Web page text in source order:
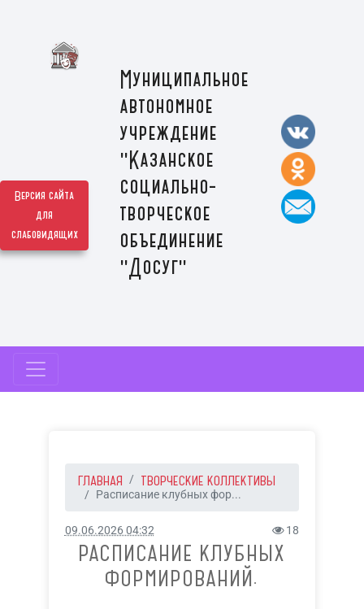
Версия сайта
для
слабовидящих
Муниципальное
автономное
учреждение
"Казанское
социально-
творческое
объединение
"Досуг"
ГЛАВНАЯ ТВОРЧЕСКИЕ КОЛЛЕКТИВЫ
Расписание клубных фор...
09.06.2026 04:32 18
РАСПИСАНИЕ КЛУБНЫХ
ФОРМИРОВАНИЙ.